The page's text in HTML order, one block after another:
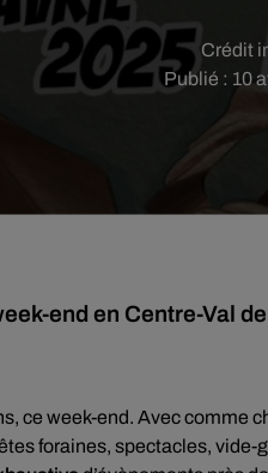
Publié : 10
Crédit
end en Centre-Val
ce week-end. Avec comme
foraines, spectacles,